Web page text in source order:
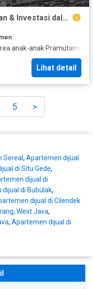
Dijual Akasa Pure Living - Hunian & Investasi dalam Satu Pilihan
anak-anak·Pramutamu
Lihat detail
5 >
Sereal, Apartemen dijual
di Situ Gede,
dijual di
di Bubulak,
dijual di Cilendek
West Java,
, Apartemen dijual di